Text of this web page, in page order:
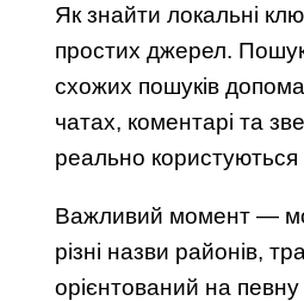
Як знайти локальні
простих джерел.
схожих пошуків
чатах, коментарі та
реально
Важливий момент —
різні назви районів,
орієнтований на певну